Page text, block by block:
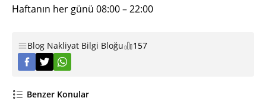
Haftanın her günü 08:00 – 22:00
Blog Nakliyat Bilgi Bloğu 157
Benzer Konular